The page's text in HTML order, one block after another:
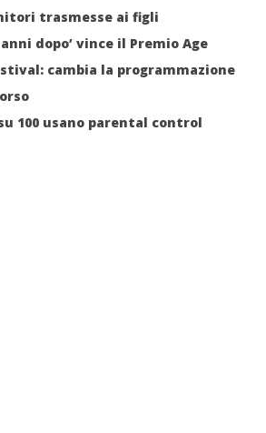
trasmesse ai figli
dopo’ vince il Premio Age
cambia la programmazione
100 usano parental control